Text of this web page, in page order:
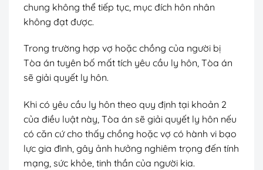
chung không thể tiếp tục, mục đích hôn nhân
không đạt được.
Trong trường hợp vợ hoặc chồng của người bị
Tòa án tuyên bố mất tích yêu cầu ly hôn, Tòa án
sẽ giải quyết ly hôn.
Khi có yêu cầu ly hôn theo quy định tại khoản 2
của điều luật này, Tòa án sẽ giải quyết ly hôn nếu
có căn cứ cho thấy chồng hoặc vợ có hành vi bạo
lực gia đình, gây ảnh hưởng nghiêm trọng đến tính
mạng, sức khỏe, tinh thần của người kia.